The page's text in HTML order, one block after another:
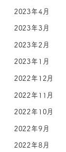
2023年4月
2023年3月
2023年2月
2023年1月
2022年12月
2022年11月
2022年10月
2022年9月
2022年8月